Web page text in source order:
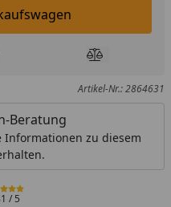
den Einkaufswagen legen
hinzufügenProdukt
Artikel-Nr.: 2864631
Beratung
Informationen zu diesem
/ 5